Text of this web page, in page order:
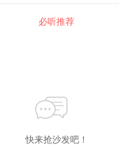
是能躲就躲，与同事关系一般 有
主动接近，错过本该美好的感情
必听推荐
快来抢沙发吧！